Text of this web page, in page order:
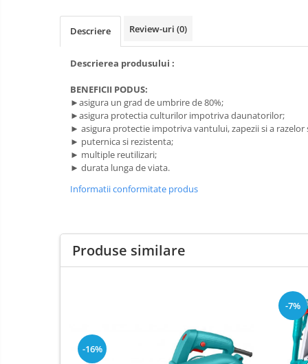
Hidrofoare
Pompe de suprafata
ajutor
Protecția
capului
Protecția ochilor
Protecția respirației
Protecția urechilor
mana
Capsatoare , multifuncionale si
Ciocane , clesti si foarfeci
Debitare gresie / faianta si geamuri
Pensule si trafaleti
Scule
electrice
Semnalizare
și
delimitare
Descriere Review-uri (0)
Descrierea produsului :
BENEFICII PODUS:
►asigura un grad de umbrire de 80%;
►asigura protectia culturilor impotriva daunatorilor;
► asigura protectie impotriva vantului, zapezii si a razelor
► puternica si rezistenta;
► multiple reutilizari;
► durata lunga de viata.
Informatii conformitate produs
Produse similare
-16%
-7%